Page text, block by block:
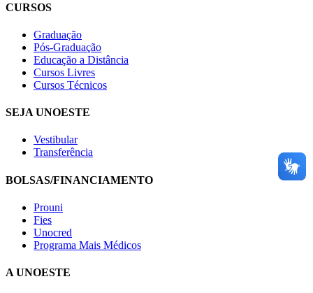
CURSOS
Graduação
Pós-Graduação
Educação a Distância
Cursos Livres
Cursos Técnicos
SEJA UNOESTE
Vestibular
Transferência
BOLSAS/FINANCIAMENTO
Prouni
Fies
Unocred
Programa Mais Médicos
A UNOESTE